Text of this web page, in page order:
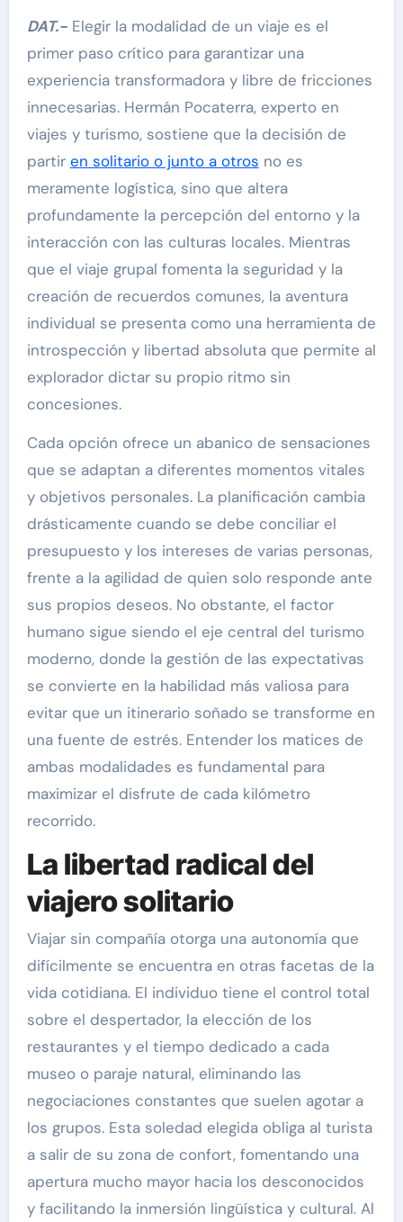
DAT.-Elegir la modalidad de un viaje es el
primer paso crítico para garantizar una
experiencia transformadora y libre de fricciones
innecesarias. Hermán Pocaterra, experto en
viajes y turismo, sostiene que la decisión de
partir en solitario o junto a otros no es
meramente logística, sino que altera
profundamente la percepción del entorno y la
interacción con las culturas locales. Mientras
que el viaje grupal fomenta la seguridad y la
creación de recuerdos comunes, la aventura
individual se presenta como una herramienta de
introspección y libertad absoluta que permite al
explorador dictar su propio ritmo sin
concesiones.
Cada opción ofrece un abanico de sensaciones
que se adaptan a diferentes momentos vitales
y objetivos personales. La planificación cambia
drásticamente cuando se debe conciliar el
presupuesto y los intereses de varias personas,
frente a la agilidad de quien solo responde ante
sus propios deseos. No obstante, el factor
humano sigue siendo el eje central del turismo
moderno, donde la gestión de las expectativas
se convierte en la habilidad más valiosa para
evitar que un itinerario soñado se transforme en
una fuente de estrés. Entender los matices de
ambas modalidades es fundamental para
maximizar el disfrute de cada kilómetro
recorrido.
La libertad radical del
viajero solitario
Viajar sin compañía otorga una autonomía que
difícilmente se encuentra en otras facetas de la
vida cotidiana. El individuo tiene el control total
sobre el despertador, la elección de los
restaurantes y el tiempo dedicado a cada
museo o paraje natural, eliminando las
negociaciones constantes que suelen agotar a
los grupos. Esta soledad elegida obliga al turista
a salir de su zona de confort, fomentando una
apertura mucho mayor hacia los desconocidos
y facilitando la inmersión lingüística y cultural. Al